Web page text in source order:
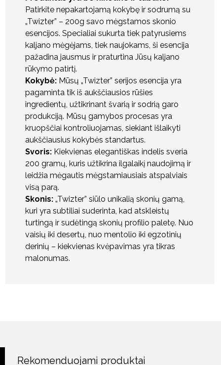
Patirkite nepakartojamą kokybę ir sodrumą su
„Twizter” – 200g savo mėgstamos skonio
esencijos. Specialiai sukurta tiek patyrusiems
kaljano mėgėjams, tiek naujokams, ši esencija
pažadina jausmus ir praturtina Jūsų kaljano
rūkymo patirtį.
Kokybė: Mūsų „Twizter” serijos esencija yra
pagaminta tik iš aukščiausios rūšies
ingredientų, užtikrinant švarią ir sodrią garo
produkciją. Mūsų gamybos procesas yra
kruopščiai kontroliuojamas, siekiant išlaikyti
aukščiausius kokybės standartus.
Svoris: Kiekvienas elegantiškas indelis sveria
200 gramų, kuris užtikrina ilgalaikį naudojimą ir
leidžia mėgautis mėgstamiausiais atspalviais
visą parą.
Skonis: „Twizter” siūlo unikalią skonių gamą,
kuri yra subtiliai suderinta, kad atskleistų
turtingą ir sudėtingą skonių profilio paletę. Nuo
vaisių iki desertų, nuo mentolio iki egzotinių
derinių – kiekvienas kvėpavimas yra tikras
malonumas.
Rekomenduojami produktai